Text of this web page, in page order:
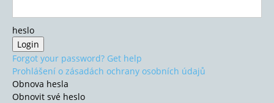
heslo
Forgot your password? Get help
Prohlášení o zásadách ochrany osobních údajů
Obnova hesla
Obnovit své heslo